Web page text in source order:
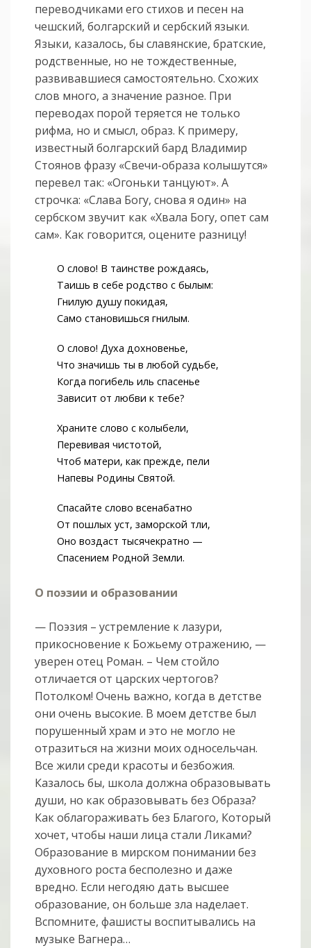
переводчиками его стихов и песен на
чешский, болгарский и сербский языки.
Языки, казалось, бы славянские, братские,
родственные, но не тождественные,
развивавшиеся самостоятельно. Схожих
слов много, а значение разное. При
переводах порой теряется не только
рифма, но и смысл, образ. К примеру,
известный болгарский бард Владимир
Стоянов фразу «Свечи-образа колышутся»
перевел так: «Огоньки танцуют». А
строчка: «Слава Богу, снова я один» на
сербском звучит как «Хвала Богу, опет сам
сам». Как говорится, оцените разницу!
О слово! В таинстве рождаясь,
Таишь в себе родство с былым:
Гнилую душу покидая,
Само становишься гнилым.
О слово! Духа дохновенье,
Что значишь ты в любой судьбе,
Когда погибель иль спасенье
Зависит от любви к тебе?
Храните слово с колыбели,
Перевивая чистотой,
Чтоб матери, как прежде, пели
Напевы Родины Святой.
Спасайте слово всенабатно
От пошлых уст, заморской тли,
Оно воздаст тысячекратно —
Спасением Родной Земли.
О поэзии и образовании
— Поэзия – устремление к лазури,
прикосновение к Божьему отражению, —
уверен отец Роман. – Чем стойло
отличается от царских чертогов?
Потолком! Очень важно, когда в детстве
они очень высокие. В моем детстве был
порушенный храм и это не могло не
отразиться на жизни моих односельчан.
Все жили среди красоты и безбожия.
Казалось бы, школа должна образовывать
души, но как образовывать без Образа?
Как облагораживать без Благого, Который
хочет, чтобы наши лица стали Ликами?
Образование в мирском понимании без
духовного роста бесполезно и даже
вредно. Если негодяю дать высшее
образование, он больше зла наделает.
Вспомните, фашисты воспитывались на
музыке Вагнера…